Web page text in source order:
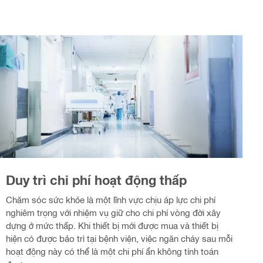
Duy trì chi phí hoạt động thấp
Chăm sóc sức khỏe là một lĩnh vực chịu áp lực chi phí
nghiêm trọng với nhiệm vụ giữ cho chi phí vòng đời xây
dựng ở mức thấp. Khi thiết bị mới được mua và thiết bị
hiện có được bảo trì tại bệnh viện, việc ngăn cháy sau mỗi
hoạt động này có thể là một chi phí ẩn không tính toán